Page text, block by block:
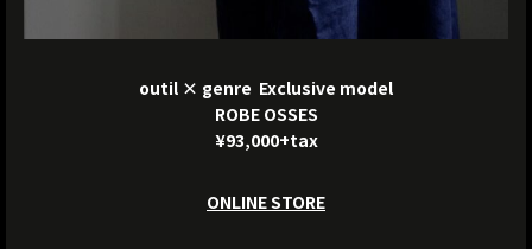
outil × genre Exclusive model
ROBE OSSES
¥93,000+tax
ONLINE STORE